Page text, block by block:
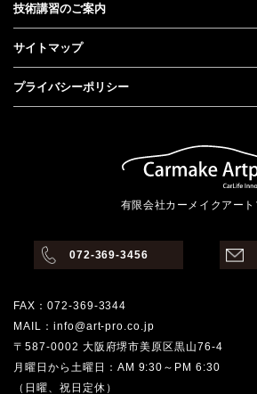
技術講習のご案内
サイトマップ
プライバシーポリシー
有限会社カーメイクアート
072-369-3456
FAX：072-369-3344
MAIL：info@art-pro.co.jp
〒587-0002 大阪府堺市美原区黒山76-4
月曜日から土曜日：AM 9:30～PM 6:30
（日曜、祝日定休）